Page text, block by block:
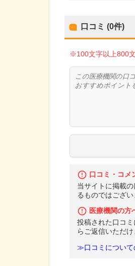
口コミ (0件)
※100文字以上800
口コミ・コメ
当サイトに掲載
るものではござ
医療機関の方
投稿された口コ
らご返信いただけ
≫口コミについて